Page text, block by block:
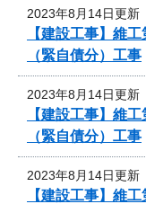
2023年8月14日更新
【建設工事】維
（緊自債分）工事
2023年8月14日更新
【建設工事】維
（緊自債分）工事
2023年8月14日更新
【建設工事】維